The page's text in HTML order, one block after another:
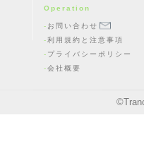
Operation
お問い合わせ
利用規約と注意事項
プライバシーポリシー
会社概要
©